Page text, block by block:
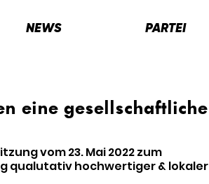
NEWS PARTEI
eine gesellschaftliche
vom 23. Mai 2022 zum
qualutativ hochwertiger & lokaler